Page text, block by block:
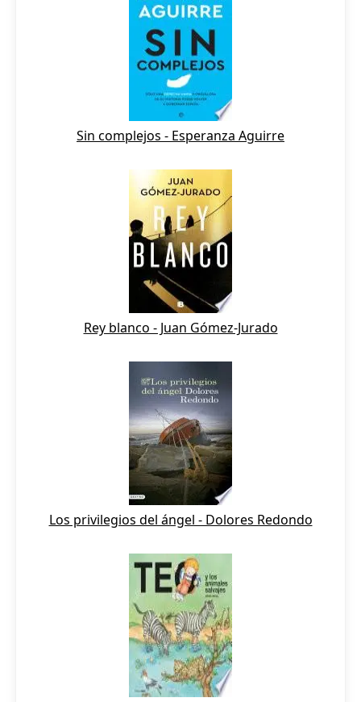
Sin complejos - Esperanza Aguirre
Rey blanco - Juan Gómez-Jurado
Los privilegios del ángel - Dolores Redondo